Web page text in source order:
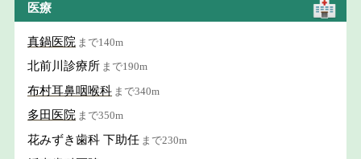
医療
真鍋医院 まで140m
北前川診療所 まで190m
布村耳鼻咽喉科 まで340m
多田医院 まで350m
花みずき歯科 下助任 まで230m